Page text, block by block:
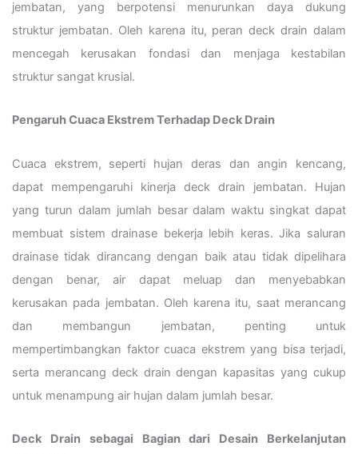
jembatan, yang berpotensi menurunkan daya dukung
struktur jembatan. Oleh karena itu, peran deck drain dalam
mencegah kerusakan fondasi dan menjaga kestabilan
struktur sangat krusial.
Pengaruh Cuaca Ekstrem Terhadap Deck Drain
Cuaca ekstrem, seperti hujan deras dan angin kencang,
dapat mempengaruhi kinerja deck drain jembatan. Hujan
yang turun dalam jumlah besar dalam waktu singkat dapat
membuat sistem drainase bekerja lebih keras. Jika saluran
drainase tidak dirancang dengan baik atau tidak dipelihara
dengan benar, air dapat meluap dan menyebabkan
kerusakan pada jembatan. Oleh karena itu, saat merancang
dan membangun jembatan, penting untuk
mempertimbangkan faktor cuaca ekstrem yang bisa terjadi,
serta merancang deck drain dengan kapasitas yang cukup
untuk menampung air hujan dalam jumlah besar.
Deck Drain sebagai Bagian dari Desain Berkelanjutan